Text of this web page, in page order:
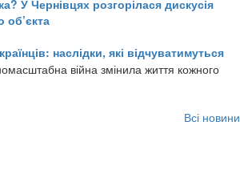
У Чернівцях розгорілася дискусія
об’єкта
наслідки, які відчуватимуться
війна змінила життя кожного
Всі новини